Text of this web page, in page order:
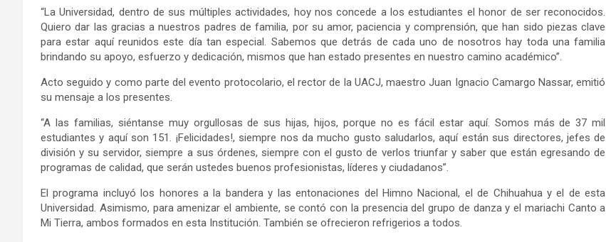
“La Universidad, dentro de sus múltiples actividades, hoy nos concede a los estudiantes el honor de ser reconocidos.
Quiero dar las gracias a nuestros padres de familia, por su amor, paciencia y comprensión, que han sido piezas clave
para estar aquí reunidos este día tan especial. Sabemos que detrás de cada uno de nosotros hay toda una familia
brindando su apoyo, esfuerzo y dedicación, mismos que han estado presentes en nuestro camino académico”.
Acto seguido y como parte del evento protocolario, el rector de la UACJ, maestro Juan Ignacio Camargo Nassar, emitió
su mensaje a los presentes.
“A las familias, siéntanse muy orgullosas de sus hijas, hijos, porque no es fácil estar aquí. Somos más de 37 mil
estudiantes y aquí son 151. ¡Felicidades!, siempre nos da mucho gusto saludarlos, aquí están sus directores, jefes de
división y su servidor, siempre a sus órdenes, siempre con el gusto de verlos triunfar y saber que están egresando de
programas de calidad, que serán ustedes buenos profesionistas, líderes y ciudadanos”.
El programa incluyó los honores a la bandera y las entonaciones del Himno Nacional, el de Chihuahua y el de esta
Universidad. Asimismo, para amenizar el ambiente, se contó con la presencia del grupo de danza y el mariachi Canto a
Mi Tierra, ambos formados en esta Institución. También se ofrecieron refrigerios a todos.